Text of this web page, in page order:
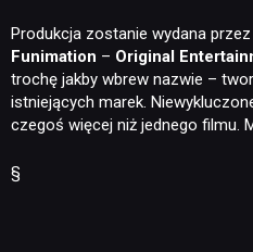
Produkcja zostanie wydana
Funimation – Original
trochę jakby wbrew nazwie –
istniejących marek.
czegoś więcej niż jednego filmu.
§